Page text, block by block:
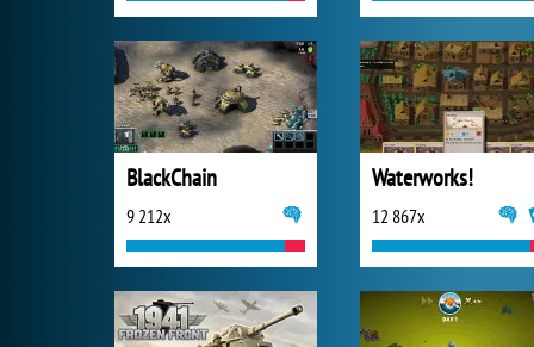
BlackChain
9 212x
Waterworks!
12 867x